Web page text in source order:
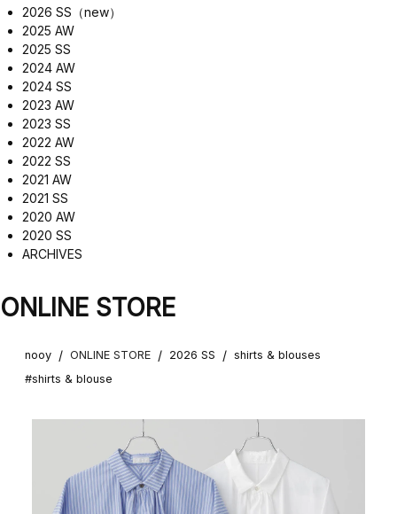
2026 SS（new）
2025 AW
2025 SS
2024 AW
2024 SS
2023 AW
2023 SS
2022 AW
2022 SS
2021 AW
2021 SS
2020 AW
2020 SS
ARCHIVES
ONLINE STORE
nooy / ONLINE STORE / 2026 SS / shirts & blouses
#shirts & blouse